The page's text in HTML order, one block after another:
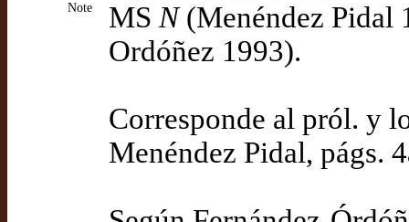
Note MS N(Menéndez Pidal
Ordóñez 1993).
Corresponde al pról. y
Menéndez Pidal, págs.